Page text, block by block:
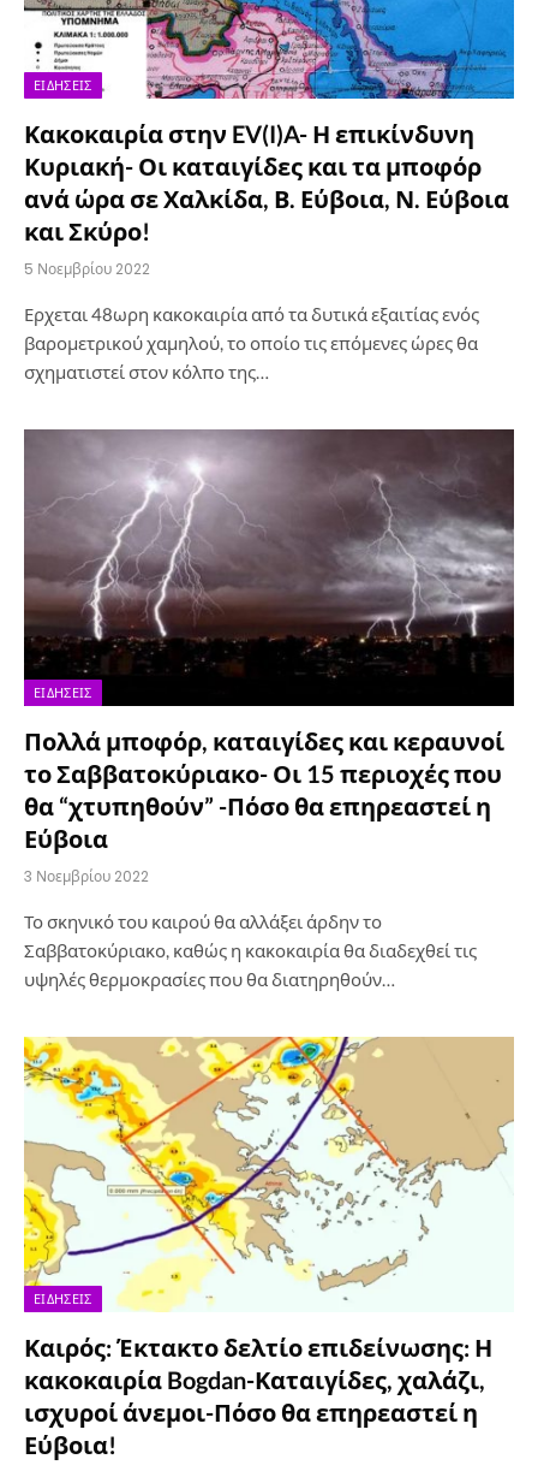
ΕΙΔΉΣΕΙΣ
Κακοκαιρία στην EV(I)A- Η επικίνδυνη
Κυριακή- Οι καταιγίδες και τα μποφόρ
ανά ώρα σε Χαλκίδα, Β. Εύβοια, Ν. Εύβοια
και Σκύρο!
5 Νοεμβρίου 2022
Ερχεται 48ωρη κακοκαιρία από τα δυτικά εξαιτίας ενός
βαρομετρικού χαμηλού, το οποίο τις επόμενες ώρες θα
σχηματιστεί στον κόλπο της…
ΕΙΔΉΣΕΙΣ
Πολλά μποφόρ, καταιγίδες και κεραυνοί
το Σαββατοκύριακο- Οι 15 περιοχές που
θα “χτυπηθούν” -Πόσο θα επηρεαστεί η
Εύβοια
3 Νοεμβρίου 2022
Το σκηνικό του καιρού θα αλλάξει άρδην το
Σαββατοκύριακο, καθώς η κακοκαιρία θα διαδεχθεί τις
υψηλές θερμοκρασίες που θα διατηρηθούν…
ΕΙΔΉΣΕΙΣ
Καιρός: Έκτακτο δελτίο επιδείνωσης: Η
κακοκαιρία Bogdan-Καταιγίδες, χαλάζι,
ισχυροί άνεμοι-Πόσο θα επηρεαστεί η
Εύβοια!